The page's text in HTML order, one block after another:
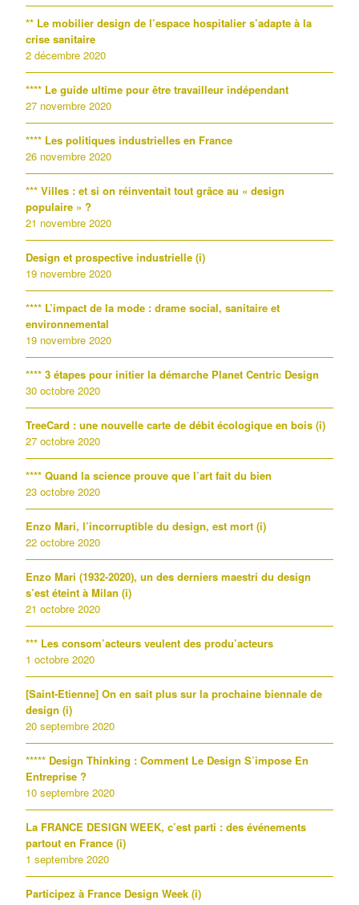
** Le mobilier design de l’espace hospitalier s’adapte à la
crise sanitaire
2 décembre 2020
**** Le guide ultime pour être travailleur indépendant
27 novembre 2020
**** Les politiques industrielles en France
26 novembre 2020
*** Villes : et si on réinventait tout grâce au « design
populaire » ?
21 novembre 2020
Design et prospective industrielle (i)
19 novembre 2020
**** L’impact de la mode : drame social, sanitaire et
environnemental
19 novembre 2020
**** 3 étapes pour initier la démarche Planet Centric Design
30 octobre 2020
TreeCard : une nouvelle carte de débit écologique en bois (i)
27 octobre 2020
**** Quand la science prouve que l’art fait du bien
23 octobre 2020
Enzo Mari, l’incorruptible du design, est mort (i)
22 octobre 2020
Enzo Mari (1932-2020), un des derniers maestri du design
s’est éteint à Milan (i)
21 octobre 2020
*** Les consom’acteurs veulent des produ’acteurs
1 octobre 2020
[Saint-Etienne] On en sait plus sur la prochaine biennale de
design (i)
20 septembre 2020
***** Design Thinking : Comment Le Design S’impose En
Entreprise ?
10 septembre 2020
La FRANCE DESIGN WEEK, c’est parti : des événements
partout en France (i)
1 septembre 2020
Participez à France Design Week (i)